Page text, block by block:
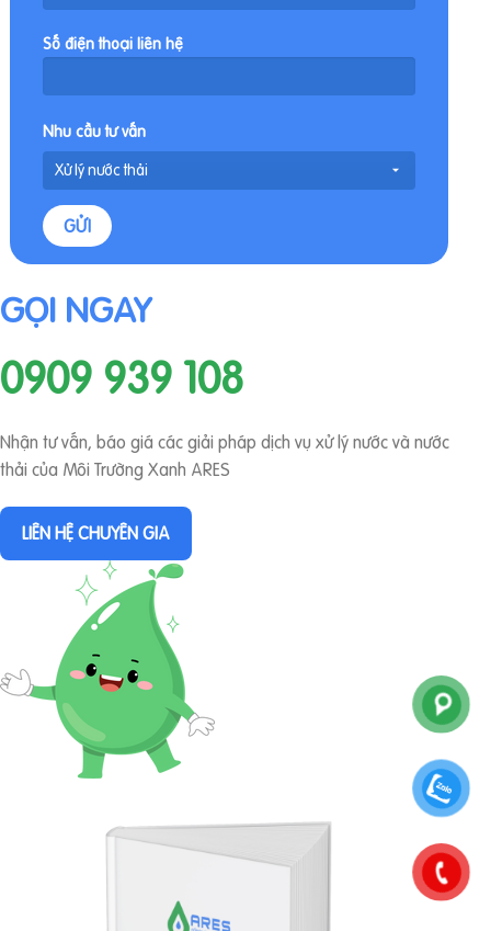
Số điện thoại liên hệ
Nhu cầu tư vấn
GỌI NGAY
0909 939 108
Nhận tư vấn, báo giá các giải pháp dịch vụ xử lý nước và nước
thải của Môi Trường Xanh ARES
LIÊN HỆ CHUYÊN GIA